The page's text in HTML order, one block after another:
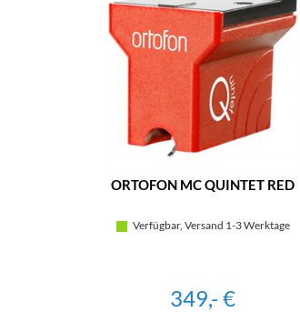
ORTOFON MC QUINTET RED
Verfügbar, Versand 1-3 Werktage
349,- €